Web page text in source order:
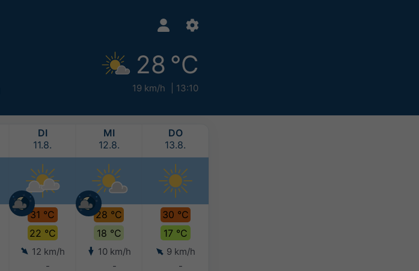
28 °C
19 km/h 13:10
DI
11.8.
31 °C
22 °C
12 km/h
-
MI
12.8.
28 °C
18 °C
10 km/h
-
DO
13.8.
30 °C
17 °C
9 km/h
-